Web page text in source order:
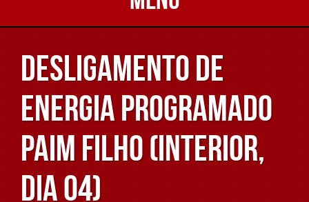
Desligamento de
energia programado
Paim Filho (interior,
dia 04)